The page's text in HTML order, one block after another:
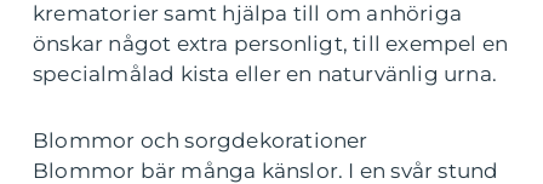
krematorier samt hjälpa till om anhöriga
önskar något extra personligt, till exempel en
specialmålad kista eller en naturvänlig urna.
Blommor och sorgdekorationer
Blommor bär många känslor. I en svår stund